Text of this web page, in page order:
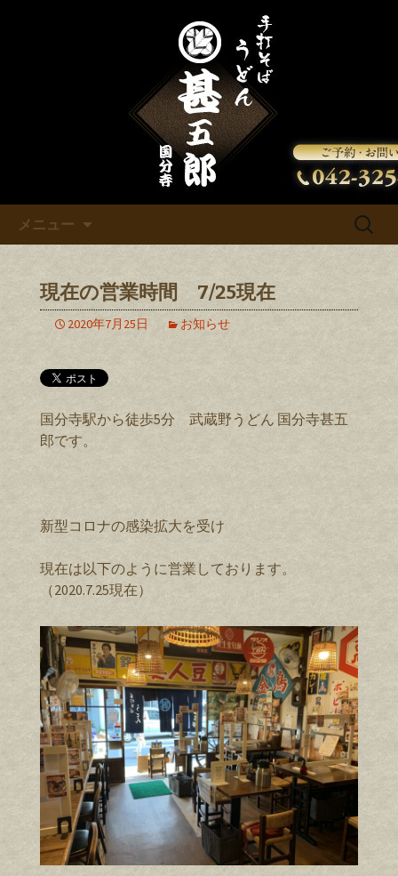
甚五郎のお知らせ
甚五郎からの新着情報をお知らせいた
メニュー
検
現在の営業時間 7/25現在
2020年7月25日 お知らせ
国分寺駅から徒歩5分 武蔵野うどん 国分寺甚五
郎です。
新型コロナの感染拡大を受け
現在は以下のように営業しております。
（2020.7.25現在）